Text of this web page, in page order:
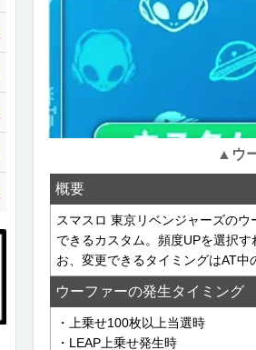
▲ウ
概要
スマスロ 東京リベンジャーズの
できるカスタム。頻度UPを選択
お、変更できるタイミングはAT中
ウーファーの発生タイミング
・上乗せ100枚以上当選時
・LEAP上乗せ発生時